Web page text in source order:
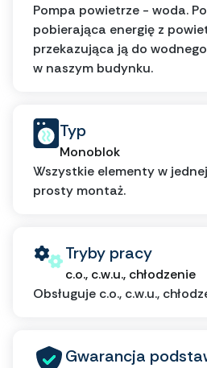
Pompa powietrze - woda.
pobierająca energię z
przekazująca ją do
w naszym budynku.
Typ
Monoblok
Wszystkie elementy w
prosty montaż.
Tryby pracy
c.o., c.w.u., chłodzenie
Obsługuje c.o., c.w.u.,
Gwarancja